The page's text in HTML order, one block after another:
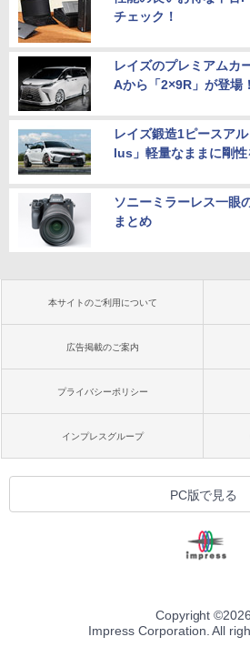
チェック！
レイズのプレミアムカ
Aから「2×9R」が登場！
レイズ鍛造1ピースア
lus」軽量なままに剛性
ソニーミラーレス一眼
まとめ
本サイトのご利用について
広告掲載のご案内
プライバシーポリシー
インプレスグループ
PC版で見る
Copyright ©2026
Impress Corporation. All